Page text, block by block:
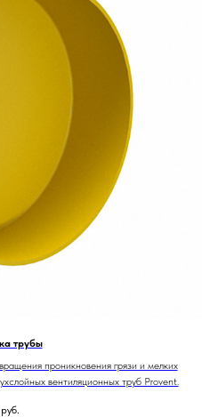
трубы
проникновения грязи и мелких
вентиляционных труб Provent.
руб.